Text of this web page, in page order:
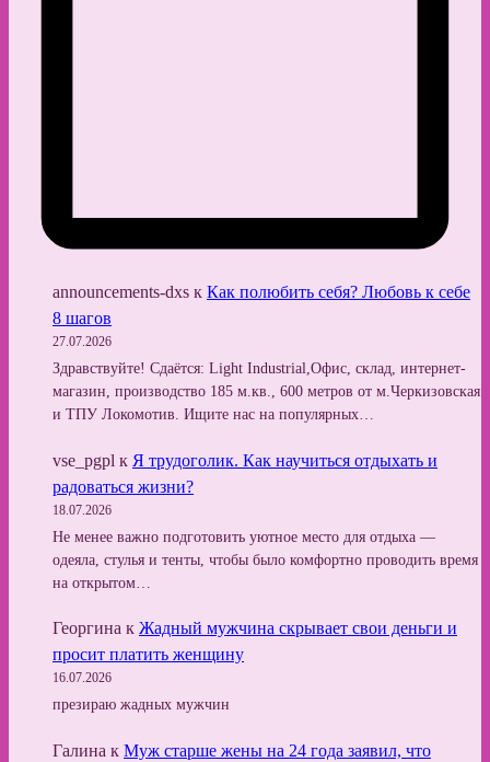
announcements-dxs к Как полюбить себя? Любовь к себе
8 шагов
27.07.2026
Здравствуйте! Сдаётся: Light Industrial,Офис, склад, интернет-
магазин, производство 185 м.кв., 600 метров от м.Черкизовская
и ТПУ Локомотив. Ищите нас на популярных…
vse_pgpl к Я трудоголик. Как научиться отдыхать и
радоваться жизни?
18.07.2026
Не менее важно подготовить уютное место для отдыха —
одеяла, стулья и тенты, чтобы было комфортно проводить время
на открытом…
Георгина к Жадный мужчина скрывает свои деньги и
просит платить женщину
16.07.2026
презираю жадных мужчин
Галина к Муж старше жены на 24 года заявил, что